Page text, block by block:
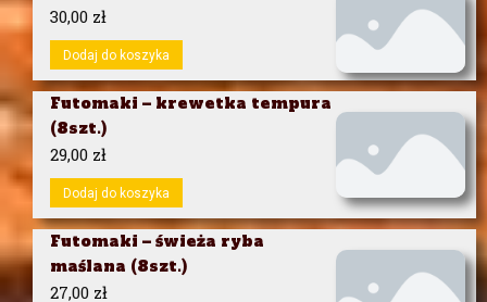
30,00 zł
Dodaj do koszyka
Futomaki – krewetka tempura
(8szt.)
29,00 zł
Dodaj do koszyka
Futomaki – świeża ryba
maślana (8szt.)
27,00 zł